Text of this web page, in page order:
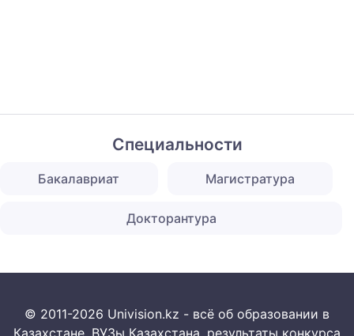
Специальности
Бакалавриат Магистратура
Докторантура
© 2011-2026 Univision.kz - всё об образовании в
Казахстане. ВУЗы Казахстана, результаты конкурса